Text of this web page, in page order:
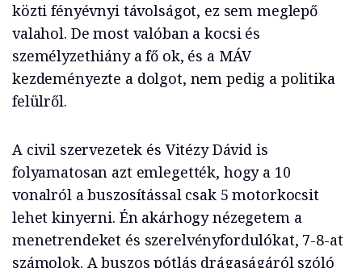
közti fényévnyi távolságot, ez sem meglepő
valahol. De most valóban a kocsi és
személyzethiány a fő ok, és a MÁV
kezdeményezte a dolgot, nem pedig a politika
felülről.
A civil szervezetek és Vitézy Dávid is
folyamatosan azt emlegették, hogy a 10
vonalról a buszosítással csak 5 motorkocsit
lehet kinyerni. Én akárhogy nézegetem a
menetrendeket és szerelvényfordulókat, 7-8-at
számolok. A buszos pótlás drágaságáról szóló